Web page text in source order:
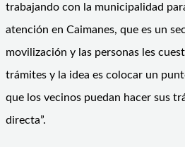
trabajando con la municipalidad
atención en Caimanes, que es un
movilización y las personas les
trámites y la idea es colocar un
que los vecinos puedan hacer sus
directa”.